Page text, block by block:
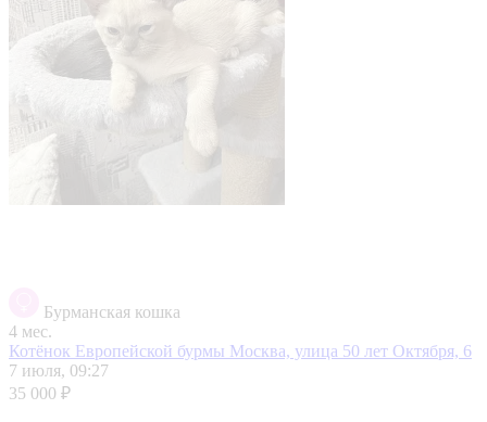
Бурманская кошка
4 мес.
Котёнок Европейской бурмы Москва, улица 50 лет Октября, 6
7 июля, 09:27
35 000 ₽